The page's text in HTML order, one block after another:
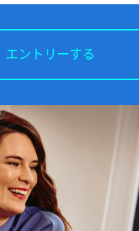
エントリーする